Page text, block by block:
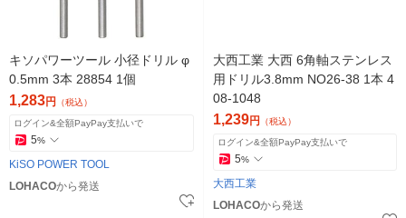
キソパワーツール 小径ドリル φ
0.5mm 3本 28854 1個
1,283円 （税込）
ログイン&全額PayPay支払いで
5%
KiSO POWER TOOL
LOHACOから発送
大西工業 大西 6角軸ステンレス
用ドリル3.8mm NO26-38 1本 4
08-1048
1,239円 （税込）
ログイン&全額PayPay支払いで
5%
大西工業
LOHACOから発送